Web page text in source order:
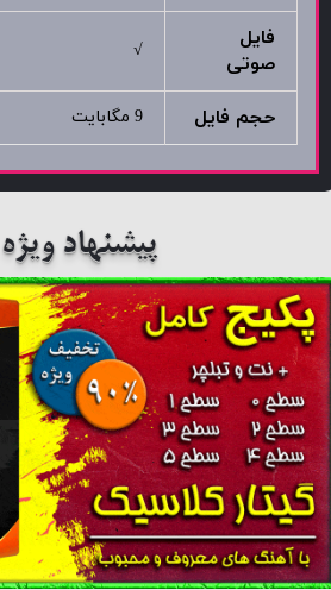
فایل
صوتی
√
حجم فایل 9 مگابایت
پیشنهاد ویژه